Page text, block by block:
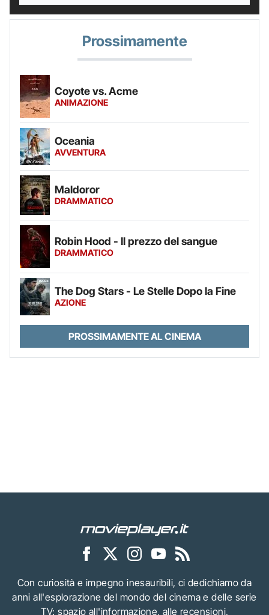
Prossimamente
Coyote vs. Acme
ANIMAZIONE
Oceania
AVVENTURA
Maldoror
DRAMMATICO
Robin Hood - Il prezzo del sangue
DRAMMATICO
The Dog Stars - Le Stelle Dopo la Fine
AZIONE
PROSSIMAMENTE AL CINEMA
Con curiosità e impegno inesauribili, ci dedichiamo da
anni all'esplorazione del mondo del cinema e delle serie
TV: spazio all'informazione, alle recensioni,